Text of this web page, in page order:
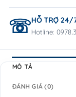
HỖ TRỢ 24/
Hotline:
MÔ TẢ
ĐÁNH GIÁ (0)